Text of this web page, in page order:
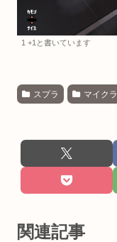
1 +1と書いています
スプラ マイクラ
関連記事